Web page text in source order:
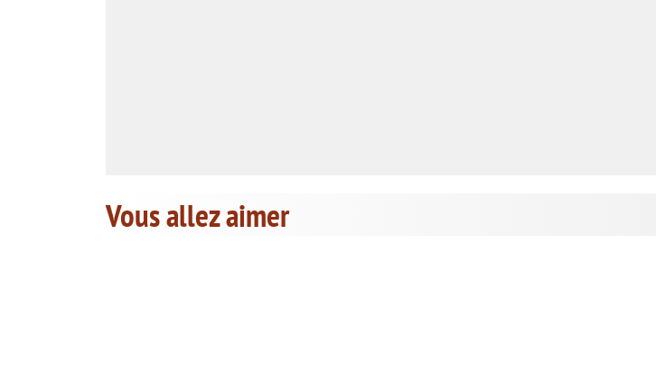
Vous allez aimer